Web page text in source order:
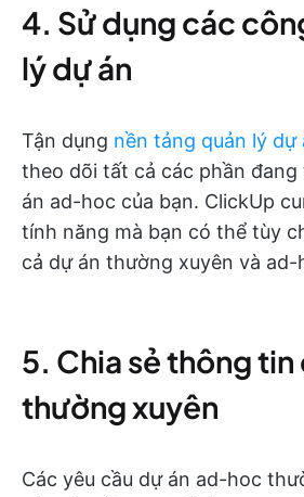
4. Sử dụng các
lý dự án
Tận dụng nền tảng quản lý dự
theo dõi tất cả các phần đang
án ad-hoc của bạn. ClickUp
tính năng mà bạn có thể tùy
cả dự án thường xuyên và ad-
5. Chia sẻ thông
thường xuyên
Các yêu cầu dự án ad-hoc